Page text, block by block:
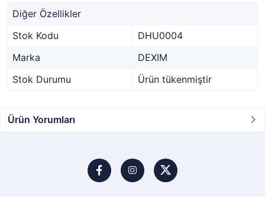
Diğer Özellikler
Stok Kodu
DHU0004
Marka
DEXIM
Stok Durumu
Ürün tükenmiştir
Ürün Yorumları